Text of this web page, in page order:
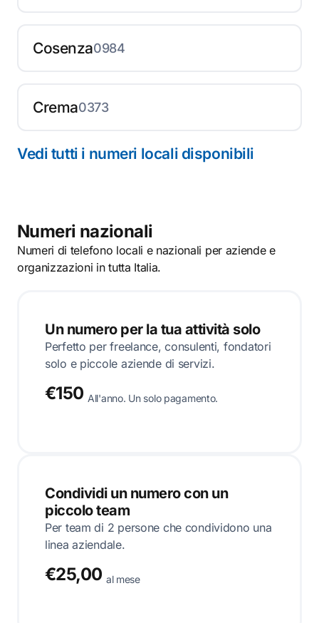
Cosenza0984
Crema0373
Vedi tutti i numeri locali disponibili
Numeri nazionali
Numeri di telefono locali e nazionali per aziende e
organizzazioni in tutta Italia.
Un numero per la tua attività solo
Perfetto per freelance, consulenti, fondatori
solo e piccole aziende di servizi.
€150 All'anno. Un solo pagamento.
Condividi un numero con un
piccolo team
Per team di 2 persone che condividono una
linea aziendale.
€25,00 al mese